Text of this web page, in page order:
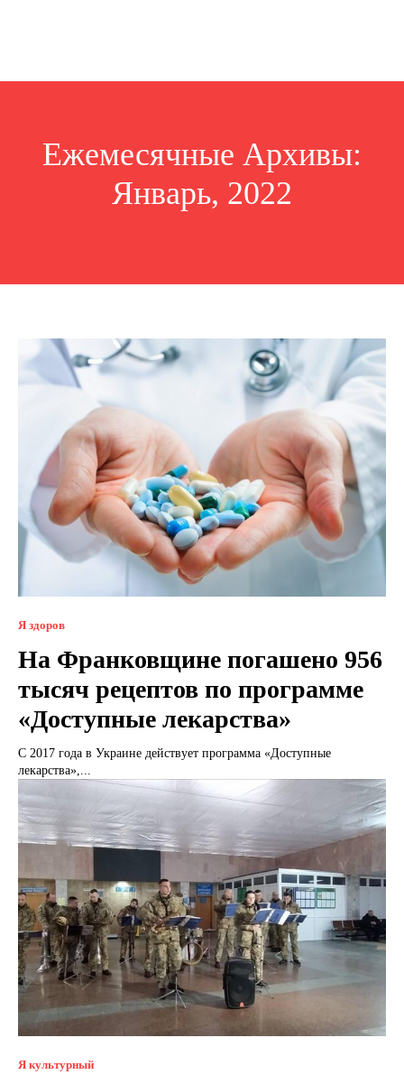
Ежемесячные Архивы:
Январь, 2022
Я здоров
На Франковщине погашено 956
тысяч рецептов по программе
«Доступные лекарства»
С 2017 года в Украине действует программа «Доступные
лекарства»,...
Я культурный